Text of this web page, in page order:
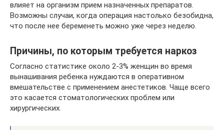
влияет на организм прием назначенных препаратов.
Возможны случаи, когда операция настолько безобидна,
что после нее беременеть можно уже через неделю.
Причины, по которым требуется наркоз
Согласно статистике около 2-3% женщин во время
вынашивания ребенка нуждаются в оперативном
вмешательстве с применением анестетиков. Чаще всего
это касается стоматологических проблем или
хирургических.